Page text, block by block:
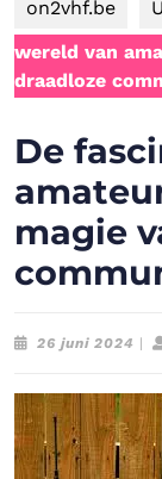
on2vhf.be
wereld van
draadloze
De
magie
26 juni 2024 26